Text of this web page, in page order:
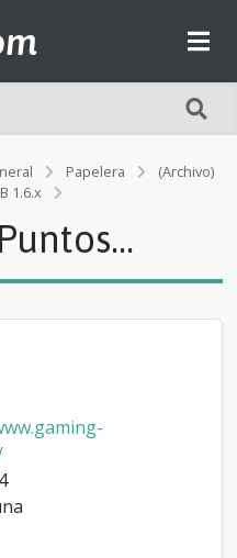
Papelera
(Archivo)
1.6.x
C
o
m
r
n